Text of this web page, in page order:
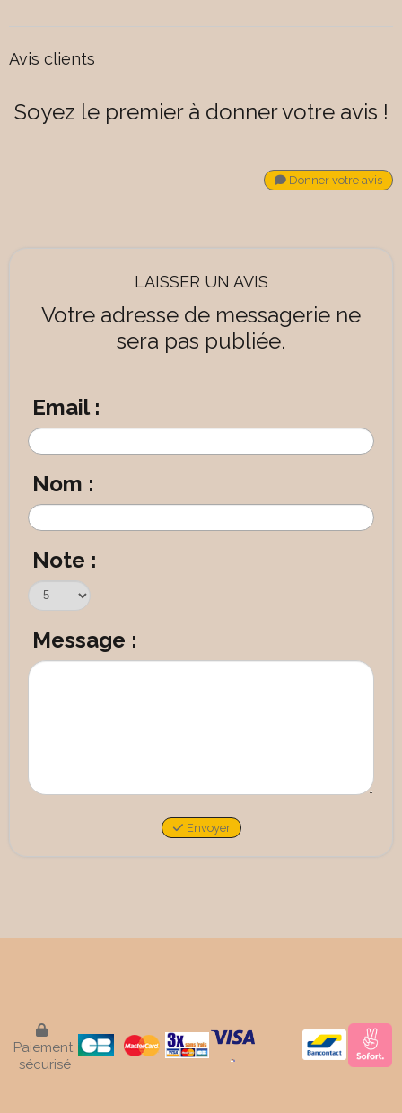
Avis clients
Soyez le premier à donner votre avis !
Donner votre avis
LAISSER UN AVIS
Votre adresse de messagerie ne
sera pas publiée.
Email :
Nom :
Note :
Message :
Envoyer

Paiement
sécurisé